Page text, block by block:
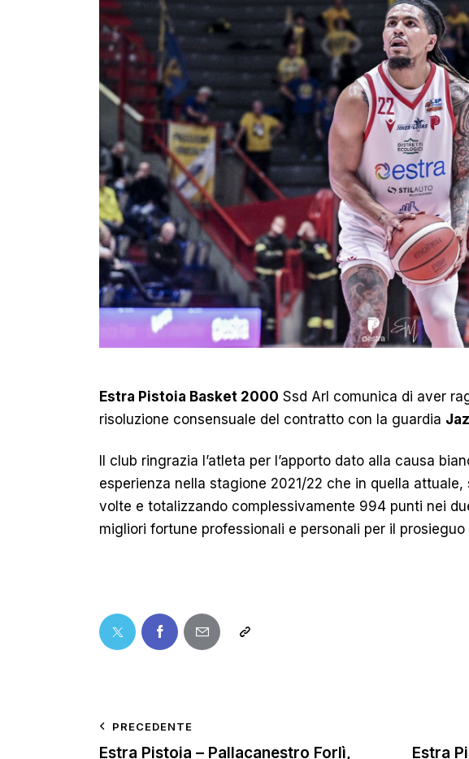
Estra Pistoia Basket 2000 Ssd Arl comunica di aver
risoluzione consensuale del contratto con la guardia
Il club ringrazia l’atleta per l’apporto dato alla causa
esperienza nella stagione 2021/22 che in quella
volte e totalizzando complessivamente 994 punti nei
migliori fortune professionali e personali per il
PRECEDENTE
Estra Pistoia – Pallacanestro Forlì,
Estra